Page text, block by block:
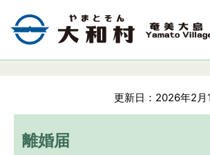
更新日：2026年2月
離婚届